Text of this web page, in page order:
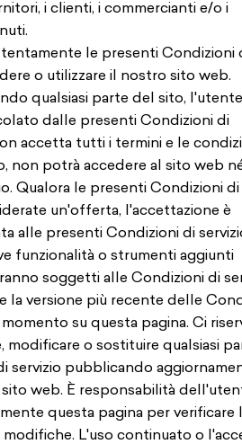
i clienti, i commercianti e/o i
le presenti Condizioni
o utilizzare il nostro sito web.
qualsiasi parte del sito, l'utente
dalle presenti Condizioni di
accetta tutti i termini e le
non potrà accedere al sito web
Qualora le presenti Condizioni di
un'offerta, l'accettazione è
alle presenti Condizioni di
funzionalità o strumenti aggiunti
soggetti alle Condizioni di
la versione più recente delle
su questa pagina. Ci
modificare o sostituire qualsiasi
servizio pubblicando
web. È responsabilità
questa pagina per verificare
modifiche. L'uso continuato o